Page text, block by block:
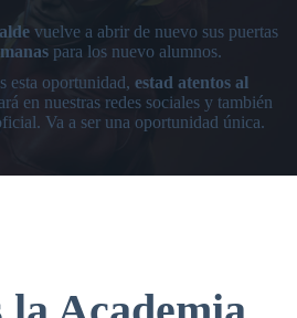
vuelve a abrir de nuevo sus puertas
para los nuevo alumnos.
esta oportunidad, estad atentos al
en nuestras redes sociales y también
Va a ser una oportunidad única.